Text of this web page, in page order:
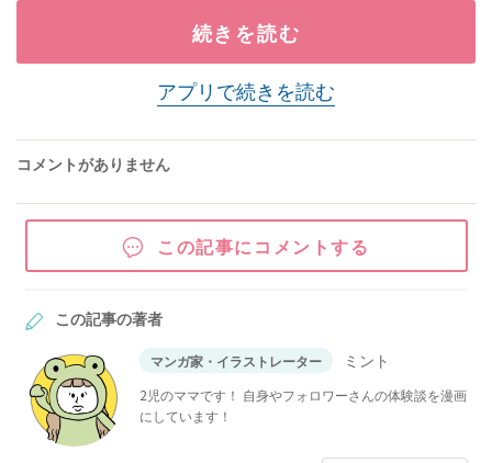
続きを読む
アプリで続きを読む
コメントがありません
この記事にコメントする
この記事の著者
マンガ家・イラストレーター ミント
2児のママです！ 自身やフォロワーさんの体験談を漫画
にしています！